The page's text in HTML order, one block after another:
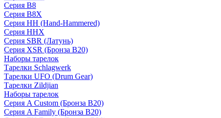
Серия B8
Серия B8X
Серия HH (Hand-Hammered)
Серия HHX
Серия SBR (Латунь)
Серия XSR (Бронза B20)
Наборы тарелок
Тарелки Schlagwerk
Тарелки UFO (Drum Gear)
Тарелки Zildjian
Наборы тарелок
Серия A Custom (Бронза B20)
Серия A Family (Бронза B20)